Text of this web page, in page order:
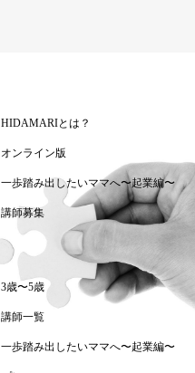
HIDAMARIとは？
オンライン版
一歩踏み出したいママへ〜起業編〜
講師募集
3歳〜5歳
講師一覧
一歩踏み出したいママへ〜起業編〜